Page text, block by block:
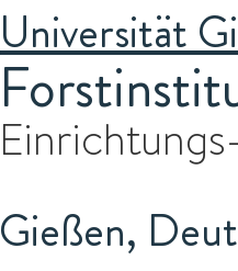
Universität
Gießen,